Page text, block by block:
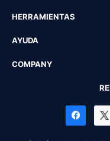
HERRAMIENTAS
AYUDA
COMPANY